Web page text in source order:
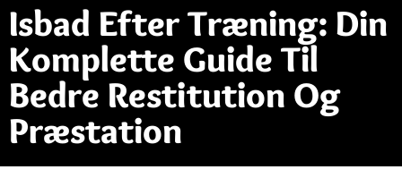
Isbad Efter Træning: Din
Komplette Guide Til
Bedre Restitution Og
Præstation